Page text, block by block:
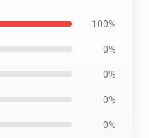
100%
0%
0%
0%
0%